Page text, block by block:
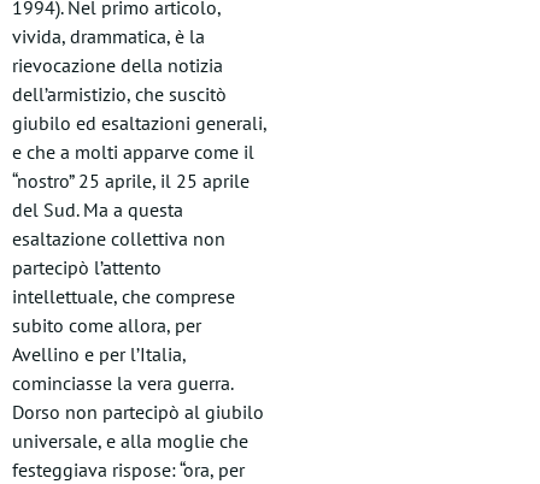
1994). Nel primo articolo,
vivida, drammatica, è la
rievocazione della notizia
dell’armistizio, che suscitò
giubilo ed esaltazioni generali,
e che a molti apparve come il
“nostro” 25 aprile, il 25 aprile
del Sud. Ma a questa
esaltazione collettiva non
partecipò l’attento
intellettuale, che comprese
subito come allora, per
Avellino e per l’Italia,
cominciasse la vera guerra.
Dorso non partecipò al giubilo
universale, e alla moglie che
festeggiava rispose: “ora, per